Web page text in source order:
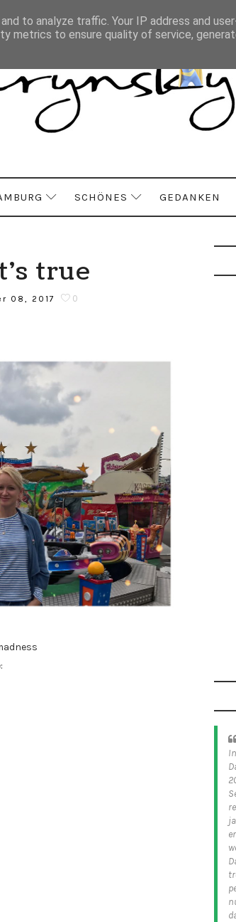
SCHÖNES GEDANKEN
true
08, 2017 0
to analyze traffic. Your IP address and
metrics to ensure quality of service,